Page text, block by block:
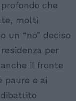
che
molti
un “no” deciso
per
il fronte
paure e ai